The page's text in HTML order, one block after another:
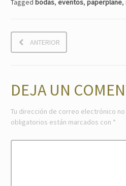
Tagged bodas, eventos, paperplane,
ANTERIOR
DEJA UN
Tu dirección de correo electrónico
obligatorios están marcados con *